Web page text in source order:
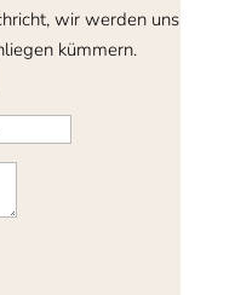
wir werden uns
kümmern.